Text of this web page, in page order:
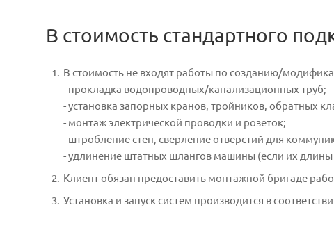
В стоимость стандартного
В стоимость не входят работы по созданию/
- прокладка водопроводных/канализационных труб;
- установка запорных кранов, тройников, обратных
- монтаж электрической проводки и розеток;
- штробление стен, сверление отверстий для
- удлинение штатных шлангов машины (если их длины
Клиент обязан предоставить монтажной бригаде
Установка и запуск систем производится в